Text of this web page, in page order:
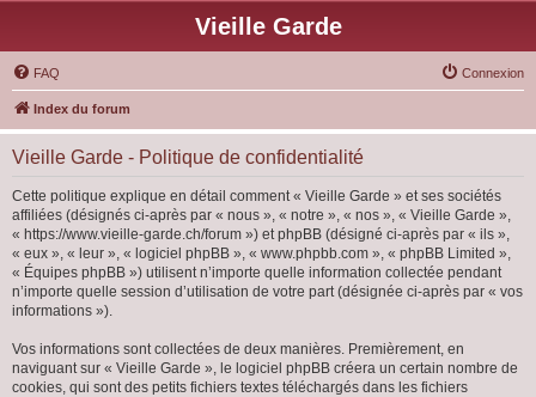
Vieille Garde
FAQ Connexion
Index du forum
Vieille Garde - Politique de confidentialité
Cette politique explique en détail comment « Vieille Garde » et ses sociétés
affiliées (désignés ci-après par « nous », « notre », « nos », « Vieille Garde »,
« https://www.vieille-garde.ch/forum ») et phpBB (désigné ci-après par « ils »,
« eux », « leur », « logiciel phpBB », « www.phpbb.com », « phpBB Limited »,
« Équipes phpBB ») utilisent n’importe quelle information collectée pendant
n’importe quelle session d’utilisation de votre part (désignée ci-après par « vos
informations »).
Vos informations sont collectées de deux manières. Premièrement, en
naviguant sur « Vieille Garde », le logiciel phpBB créera un certain nombre de
cookies, qui sont des petits fichiers textes téléchargés dans les fichiers